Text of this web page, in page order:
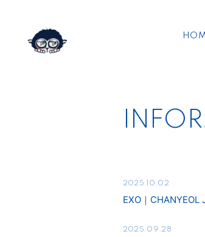
2025.10.02
EXO｜
2025.09.28